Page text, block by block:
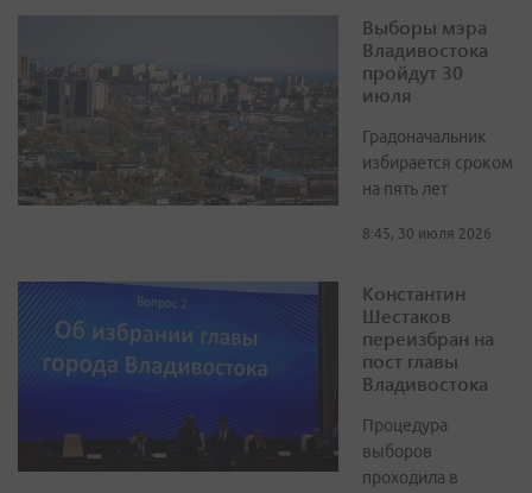
Выборы мэра
Владивостока
пройдут 30
июля
Градоначальник
избирается сроком
на пять лет
8:45, 30 июля 2026
Константин
Шестаков
переизбран на
пост главы
Владивостока
Процедура
выборов
проходила в